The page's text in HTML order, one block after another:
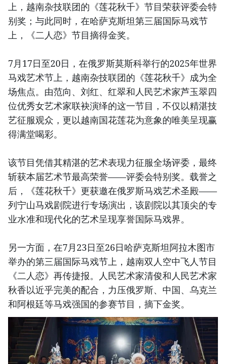
上，越南杂技联团的《莲花秋千》节目荣获评委会特
别奖；与此同时，在哈萨克斯坦第三届国际马戏节
上，《二人恋》节目摘得金奖。
7月17日至20日，在俄罗斯莫斯科举行的2025年世界
马戏艺术节上，越南杂技联团的《莲花秋千》成为全
场焦点。由范向、刘红、红翠和人民艺术家芦玉翠四
位优秀女艺术家联袂演绎的这一节目，不仅以精湛技
艺征服观众，更以越南国花莲花为意象的唯美呈现赢
得满堂喝彩。
该节目凭借其精湛的艺术表现力征服全场评委，最终
斩获本届艺术节最高荣誉——评委会特别奖。载誉之
后，《莲花秋千》更获邀在俄罗斯马戏艺术圣殿——
列宁山马戏剧院进行专场演出，该剧院以其顶尖的专
业水准和现代化的艺术呈现享誉国际马戏界。
另一方面，在7月23日至26日哈萨克斯坦阿拉木图市
举办的第三届国际马戏节上，越南双人空中飞人节目
《二人恋》再传捷报。人民艺术家清俊和人民艺术家
秋香以近乎完美的配合，力压俄罗斯、中国、乌克兰
和阿根廷等马戏强国的参赛节目，摘下金奖。